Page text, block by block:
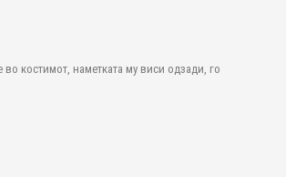
костимот, наметката му виси одзади, го